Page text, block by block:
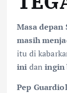
Masa depan
masih
itu di
ini daningin
Pep